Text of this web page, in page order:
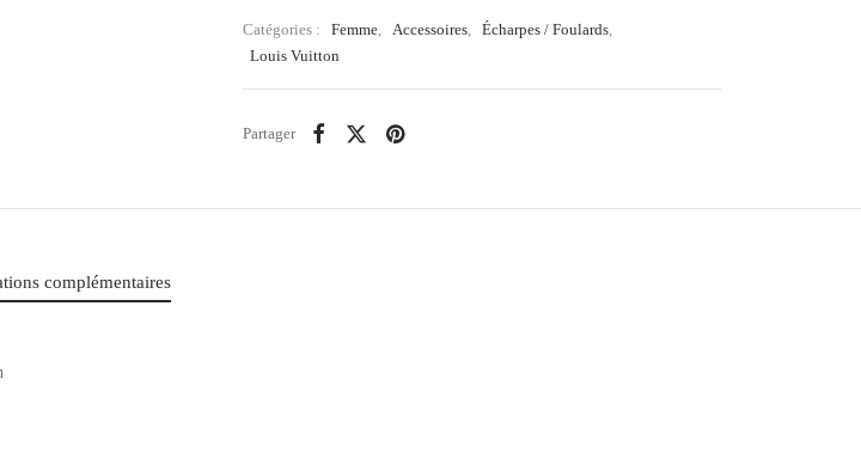
Catégories : Femme, Accessoires, Écharpes / Foulards,
Louis Vuitton
Partager
complémentaires